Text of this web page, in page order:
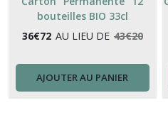
bouteilles BIO 33cl
36€72 AU LIEU DE 43€20
AJOUTER AU PANIER